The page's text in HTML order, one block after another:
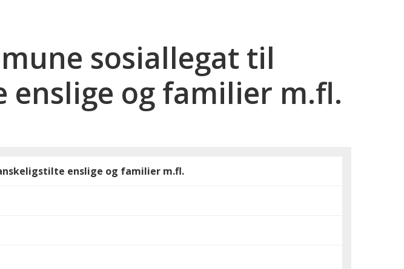
sosiallegat til
og familier m.fl.
enslige og familier m.fl.